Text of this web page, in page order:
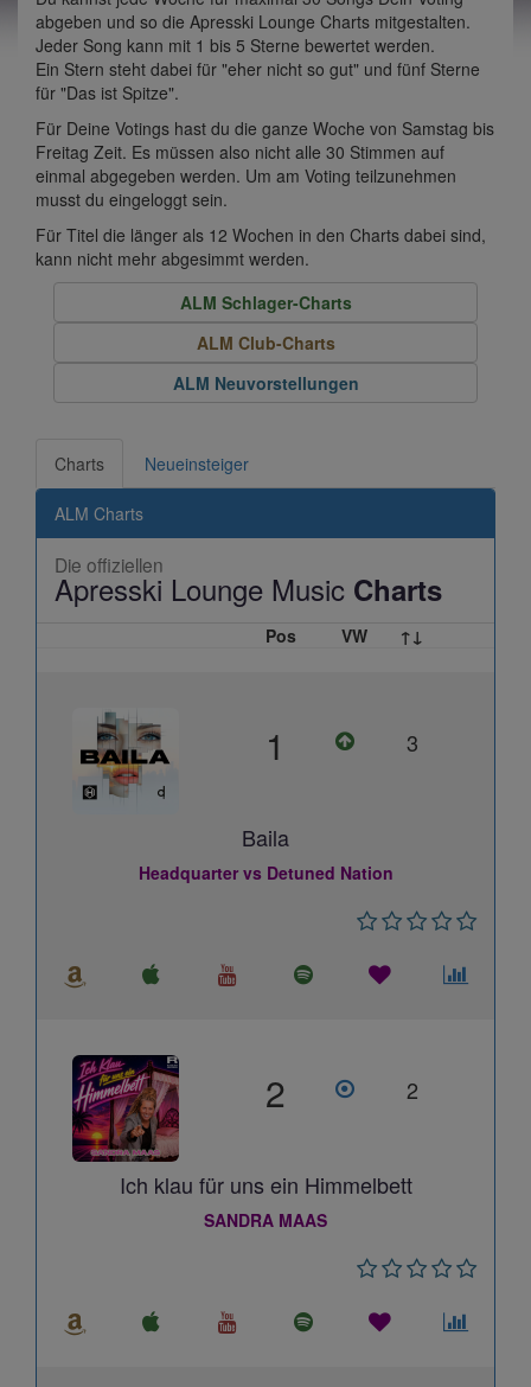
abgeben und so die Apresski Lounge Charts mitgestalten.
Jeder Song kann mit 1 bis 5 Sterne bewertet werden.
Ein Stern steht dabei für "eher nicht so gut" und fünf Sterne
für "Das ist Spitze".
Für Deine Votings hast du die ganze Woche von Samstag bis
Freitag Zeit. Es müssen also nicht alle 30 Stimmen auf
einmal abgegeben werden. Um am Voting teilzunehmen
musst du eingeloggt sein.
Für Titel die länger als 12 Wochen in den Charts dabei sind,
kann nicht mehr abgesimmt werden.
ALM Schlager-Charts
ALM Club-Charts
ALM Neuvorstellungen
Charts Neueinsteiger
ALM Charts
Die offiziellen
Apresski Lounge Music Charts
Pos VW ↑↓
1 3
Baila
Headquarter vs Detuned Nation
2 2
Ich klau für uns ein Himmelbett
SANDRA MAAS